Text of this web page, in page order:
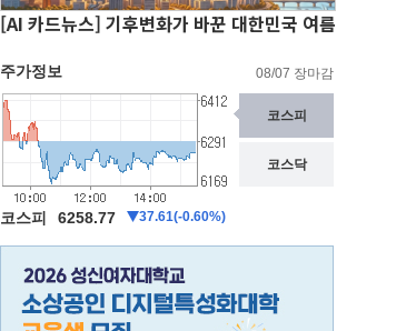
[AI 카드뉴스] 기후변화가 바꾼 대한민국 여름